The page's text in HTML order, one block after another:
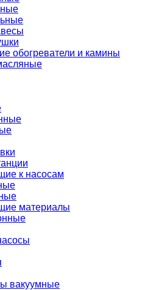
обогреватели и камины
к насосам
материалы
вакуумные